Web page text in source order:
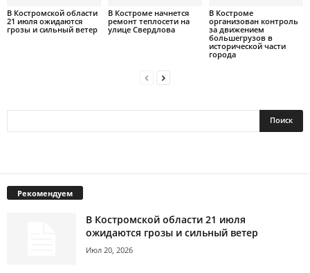
В Костромской области
21 июля ожидаются
грозы и сильный ветер
В Костроме начнется
ремонт теплосети на
улице Свердлова
В Костроме
организован контроль
за движением
большегрузов в
исторической части
города
Рекомендуем
В Костромской области 21 июля
ожидаются грозы и сильный ветер
Июл 20, 2026